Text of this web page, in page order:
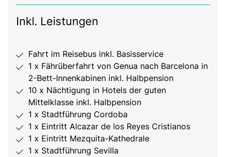
Inkl. Leistungen
Fahrt im Reisebus inkl. Basisservice
1 x Fährüberfahrt von Genua nach Barcelona in
2-Bett-Innenkabinen inkl. Halbpension
10 x Nächtigung in Hotels der guten
Mittelklasse inkl. Halbpension
1 x Stadtführung Cordoba
1 x Eintritt Alcazar de los Reyes Cristianos
1 x Eintritt Mezquita-Kathedrale
1 x Stadtführung Sevilla